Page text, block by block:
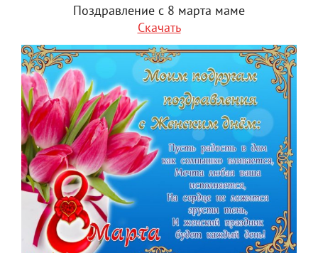
Поздравление с 8 марта маме
Скачать